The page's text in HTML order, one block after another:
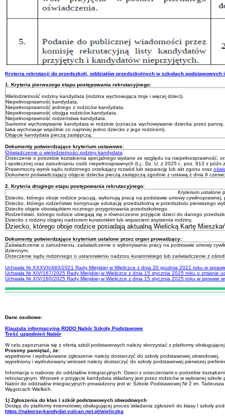
Kryteria rekrutacji do przedszkoli, oddziałów przedszkolnych w szkołach podstawowych
1. Kryteria pierwszego etapu postępowania rekrutacyjnego:
Wielodzietność rodziny kandydata (rodzina wychowująca troje i więcej dzieci).
Niepełnosprawność kandydata.
Niepełnosprawność jednego z rodziców kandydata.
Niepełnosprawność obojga rodziców kandydata.
Niepełnosprawność rodzeństwa kandydata.
Samotne wychowywanie kandydata w rodzinie (oznacza wychowywanie dziecka przez
taka wychowuje wspólnie co najmniej jedno dziecko z jego rodzicem).
Objęcie kandydata pieczą zastępczą.
Dokumenty potwierdzające kryterium ustawowe:
Oświadczenie o wielodzietności rodziny kandydata
Orzeczenie o potrzebie kształcenia specjalnego wydane ze względu na niepełnosprawność,
i społecznej oraz zatrudnianiu osób niepełnosprawnych (t.j.: Dz. U. z 2025 r., poz. 913 z
Prawomocny wyrok sądu rodzinnego orzekający rozwód lub separację lub akt zgonu oraz
Dokument poświadczający objęcie dziecka pieczą zastępczą zgodnie z ustawą z dnia 9
2. Kryteria drugiego etapu postępowania rekrutacyjnego:
Kryterium ustalone
Dziecko, którego oboje rodzice pracują, wykonują pracę na podstawie umowy
Dziecko, którego rodzeństwo kontynuuje edukację przedszkolną w przedszkolu pierwszego
Dziecko objęte obowiązkiem rocznego przygotowania przedszkolnego.
Rodzeństwo, którego rodzice ubiegają się o równoczesne przyjęcie dzieci do danego
Dziecko z rodziny objętej nadzorem kuratorskim lub wsparciem asystenta rodziny.
Dziecko, którego oboje rodzice posiadają aktualną Wielicką Kartę
Dokumenty potwierdzające kryterium ustalone przez organ prowadzący:
Zaświadczenie o zatrudnieniu, zaświadczenie o wykonywaniu pracy na podstawie umowy
dziennym.
Orzeczenie sądu rodzinnego o ustanowieniu nadzoru kuratorskiego lub zaświadczenie z
Uchwała Nr XXXVII/483/2021 Rady Miejskiej w Wieliczce z dnia 20 grudnia 2021 roku w
Uchwała Nr XIV/167/2025 Rady Miejskiej w Wieliczce z dnia 15 stycznia 2025 roku o zmianie
Uchwała Nr XIV/160/2025 Rady Miejskiej w Wieliczce z dnia 15 stycznia 2025 roku w
Dane osobowe:
Klauzula informacyjna RODO Nabór Szkoły Podstawowe
Treść uzgodnień Nabór
W celu zapoznania się z ofertą szkół podstawowych należy skorzystać z platformy
Prosimy pamiętać, że:
wypełnione i wydrukowane zgłoszenie należy dostarczyć do szkoły podstawowej obwodowej,
wypełniony i wydrukowany wniosek należy dostarczyć do szkoły podstawowej pierwszej
Informacja o naborze do oddziałów integracyjnych: Dzieci z orzeczeniami o potrzebie
rekrutacyjnym. Wniosek o przyjęcie kandydata składany jest przez rodziców w wybranej
Nabór do oddziałów integracyjnych prowadzony jest w: Szkole Podstawowej Nr 2 im.
Węgrzcach Wielkich.
1) Zgłoszenia do klas I szkół podstawowych obwodowych
Dostęp do platformy internetowej obsługującej proces składania zgłoszeń do klasy I szkoły
https://naborsp-kandydat.vulcan.net.pl/wieliczka